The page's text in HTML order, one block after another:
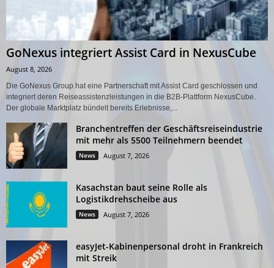
GoNexus integriert Assist Card in NexusCube
August 8, 2026
Die GoNexus Group hat eine Partnerschaft mit Assist Card geschlossen und
integriert deren Reiseassistenzleistungen in die B2B-Plattform NexusCube.
Der globale Marktplatz bündelt bereits Erlebnisse,...
Branchentreffen der Geschäftsreiseindustrie
mit mehr als 5500 Teilnehmern beendet
News August 7, 2026
Kasachstan baut seine Rolle als
Logistikdrehscheibe aus
News August 7, 2026
easyJet-Kabinenpersonal droht in Frankreich
mit Streik